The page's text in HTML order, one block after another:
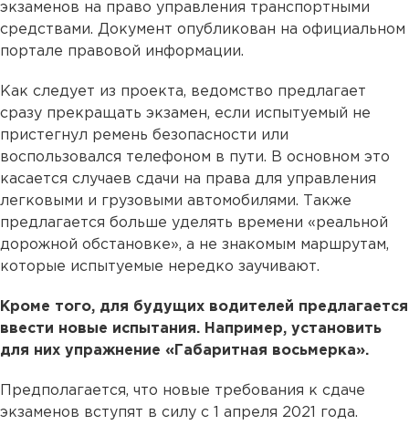
экзаменов на право управления транспортными
средствами. Документ опубликован на официальном
портале правовой информации.
Как следует из проекта, ведомство предлагает
сразу прекращать экзамен, если испытуемый не
пристегнул ремень безопасности или
воспользовался телефоном в пути. В основном это
касается случаев сдачи на права для управления
легковыми и грузовыми автомобилями. Также
предлагается больше уделять времени «реальной
дорожной обстановке», а не знакомым маршрутам,
которые испытуемые нередко заучивают.
Кроме того, для будущих водителей предлагается
ввести новые испытания. Например, установить
для них упражнение «Габаритная восьмерка».
Предполагается, что новые требования к сдаче
экзаменов вступят в силу с 1 апреля 2021 года.